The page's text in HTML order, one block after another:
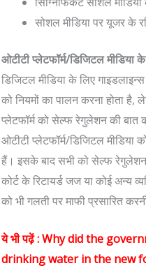
सोशल मीडिया पर यूजर के
ओटीटी प्लेटफॉर्म/डिजिटल मीडिया
डिजिटल मीडिया के लिए
को नियमों का पालन करना होता
प्लेटफॉर्म को सेल्फ रेगुलेशन की बात
ओटीटी प्लेटफॉर्म/डिजिटल मीडिया
हैं। इसके बाद सभी को सेल्फ रेगुलेशन
कोर्ट के रिटायर्ड जज या कोई अन्य
को भी गलती पर माफी प्रसारित
ये भी पढ़ें :Why did the
drinking water in the new